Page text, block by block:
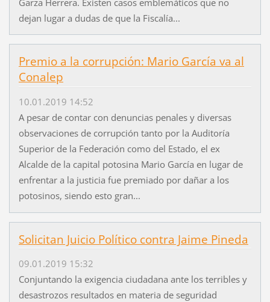
dejan lugar a dudas de que la Fiscalía...
Premio a la corrupción: Mario García va al
Conalep
10.01.2019 14:52
A pesar de contar con denuncias penales y diversas
observaciones de corrupción tanto por la Auditoría
Superior de la Federación como del Estado, el ex
Alcalde de la capital potosina Mario García en lugar de
enfrentar a la justicia fue premiado por dañar a los
potosinos, siendo esto gran...
Solicitan Juicio Político contra Jaime Pineda
09.01.2019 15:32
Conjuntando la exigencia ciudadana ante los terribles y
desastrozos resultados en materia de seguridad